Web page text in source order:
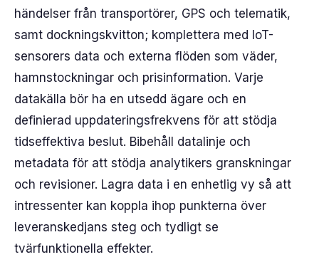
händelser från transportörer, GPS och telematik,
samt dockningskvitton; komplettera med IoT-
sensorers data och externa flöden som väder,
hamnstockningar och prisinformation. Varje
datakälla bör ha en utsedd ägare och en
definierad uppdateringsfrekvens för att stödja
tidseffektiva beslut. Bibehåll datalinje och
metadata för att stödja analytikers granskningar
och revisioner. Lagra data i en enhetlig vy så att
intressenter kan koppla ihop punkterna över
leveranskedjans steg och tydligt se
tvärfunktionella effekter.